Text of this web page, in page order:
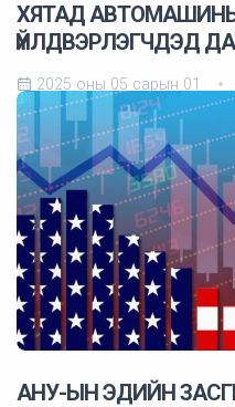
ХЯТАД
ҮЙЛДВЭРЛЭГЧДЭД
2025 оны 05 сарын 01
АНУ-ЫН ЭДИЙН